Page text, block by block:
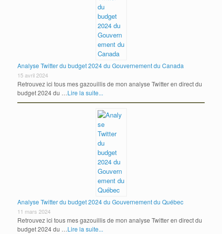
Analyse Twitter du budget 2024 du Gouvernement du Canada
15 avril 2024
Retrouvez ici tous mes gazouillis de mon analyse Twitter en direct du
budget 2024 du …Lire la suite...
Analyse Twitter du budget 2024 du Gouvernement du Québec
11 mars 2024
Retrouvez ici tous mes gazouillis de mon analyse Twitter en direct du
budget 2024 du …Lire la suite...